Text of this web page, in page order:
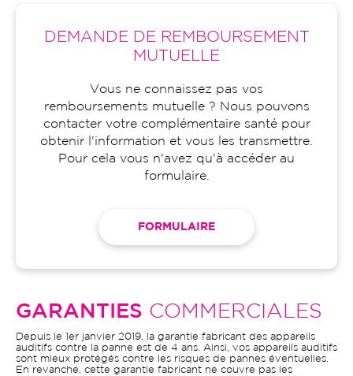
DEMANDE DE REMBOURSEMENT
MUTUELLE
Vous ne connaissez pas vos
remboursements mutuelle ? Nous pouvons
contacter votre complémentaire santé pour
obtenir l'information et vous les transmettre.
Pour cela vous n'avez qu'à accéder au
formulaire.
FORMULAIRE
GARANTIES COMMERCIALES
Depuis le 1er janvier 2019, la garantie fabricant des appareils
auditifs contre la panne est de 4 ans. Ainsi, vos appareils auditifs
sont mieux protégés contre les risques de pannes éventuelles.
En revanche, cette garantie fabricant ne couvre pas les